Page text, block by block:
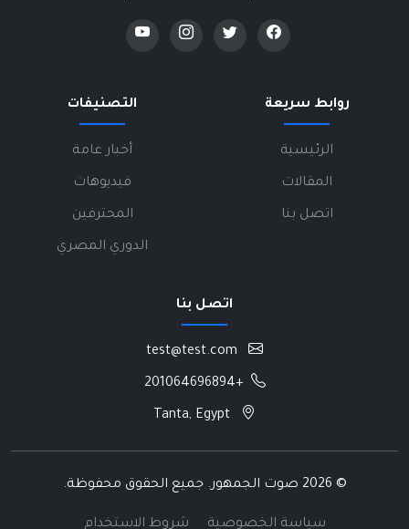
روابط سريعة
الرئيسية
المقالات
اتصل بنا
التصنيفات
أخبار عامة
فيديوهات
المحترفين
الدوري المصري
اتصل بنا
+201064696894
© 2026 صوت الجمهور. جميع الحقوق محفوظة.
سياسة الخصوصية شروط الاستخدام